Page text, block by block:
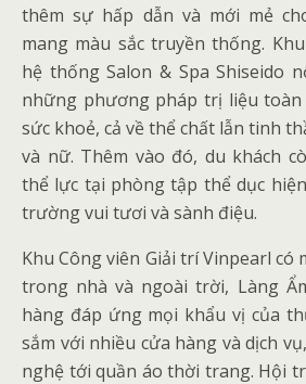
thêm sự hấp dẫn và mới mẻ
mang màu sắc truyền thống.
hệ thống Salon & Spa Shiseido
những phương pháp trị liệu
sức khoẻ, cả về thể chất lẫn tinh
và nữ. Thêm vào đó, du khách
thể lực tại phòng tập thể dục
trường vui tươi và sành điệu.
Khu Công viên Giải trí Vinpearl có
trong nhà và ngoài trời, Làng
hàng đáp ứng mọi khẩu vị của
sắm với nhiều cửa hàng và dịch
nghệ tới quần áo thời trang. Hội